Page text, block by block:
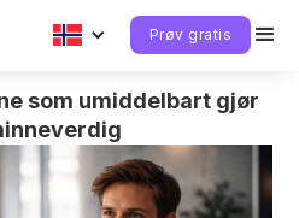
Prøv gratis
som umiddelbart gjør